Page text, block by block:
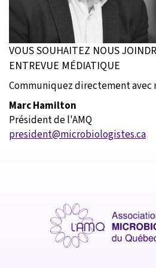
VOUS SOUHAITEZ NOUS
ENTREVUE MÉDIATIQUE
Communiquez directement avec
Marc Hamilton
Président de l'AMQ
president@microbiologistes.ca